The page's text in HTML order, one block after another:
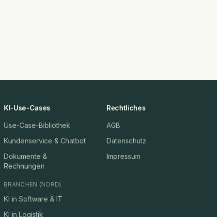
KI-Use-Cases
Use-Case-Bibliothek
Kundenservice & Chatbot
Dokumente &
Rechnungen
BRANCHEN (NORD)
KI in Software & IT
KI in Logistik
Rechtliches
AGB
Datenschutz
Impressum